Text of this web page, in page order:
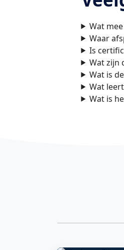
Wat
Waar
Is
Wat zijn
Wat is
Wat
Wat is